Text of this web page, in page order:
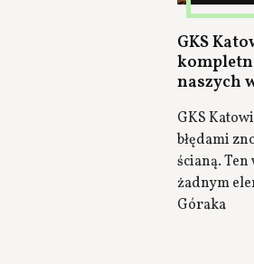
GKS
naszych
GKS
błędami
ścianą.
żadnym
Góraka